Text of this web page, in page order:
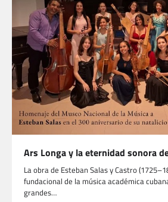
Ars Longa y la eternidad sonora
La obra de Esteban Salas y Castro
fundacional de la música académica
grandes…